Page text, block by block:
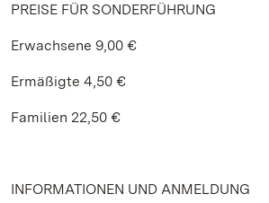
PREISE FÜR SONDERFÜHRUNG
Erwachsene 9,00 €
Ermäßigte 4,50 €
Familien 22,50 €
INFORMATIONEN UND ANMELDUNG